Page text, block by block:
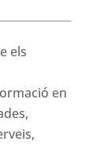
els
en